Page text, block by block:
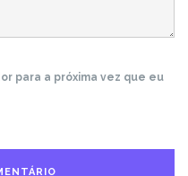
para a próxima vez que eu